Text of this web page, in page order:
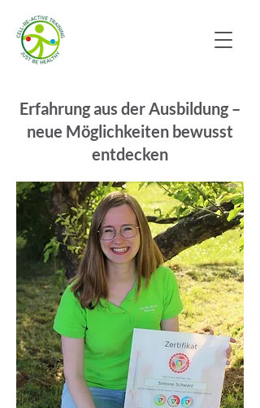
Erfahrung aus der Ausbildung –
neue Möglichkeiten bewusst
entdecken